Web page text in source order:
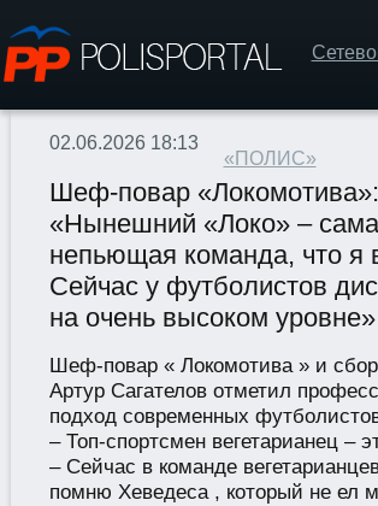
«ПОЛИС»
02.06.2026 18:13
Шеф-повар «Локомотива»:
«Нынешний «Локо» –
непьющая команда, что я
Сейчас у футболистов
на очень высоком уровне»
Шеф-повар « Локомотива » и
Артур Сагателов отметил
подход современных
– Топ-спортсмен вегетарианец –
– Сейчас в команде
помню Хеведеса , который не ел